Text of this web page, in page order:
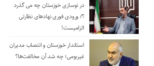
در نوسازی خوزستان چه می گذرد
؟/ ورودی فوری نهادهای نظارتی
الزامیست!
استاندار خوزستان و انتصاب مدیران
غیربومی؛ چه شد آن مخالفت‌ها؟